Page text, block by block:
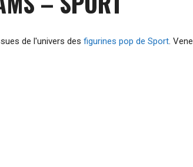
de l'univers des figurines pop de Sport.